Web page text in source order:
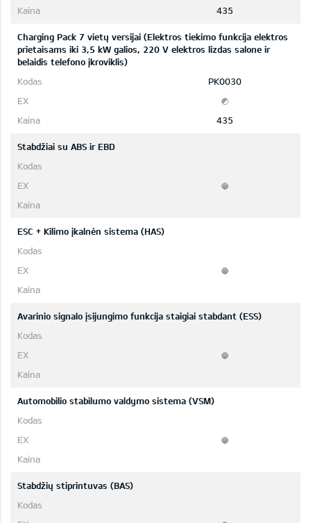
435
Charging Pack 7 vietų versijai (Elektros tiekimo funkcija elektros
prietaisams iki 3,5 kW galios, 220 V elektros lizdas salone ir
belaidis telefono įkroviklis)
PK0030
435
Stabdžiai su ABS ir EBD
ESC + Kilimo įkalnėn sistema (HAS)
Avarinio signalo įsijungimo funkcija staigiai stabdant (ESS)
Automobilio stabilumo valdymo sistema (VSM)
Stabdžių stiprintuvas (BAS)